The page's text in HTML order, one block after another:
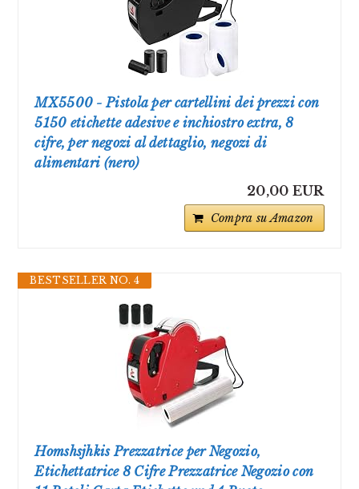
MX5500 - Pistola per cartellini dei prezzi con
5150 etichette adesive e inchiostro extra, 8
cifre, per negozi al dettaglio, negozi di
alimentari (nero)
20,00 EUR
Compra su Amazon
BESTSELLER NO. 4
Homshsjhkis Prezzatrice per Negozio,
Etichettatrice 8 Cifre Prezzatrice Negozio con